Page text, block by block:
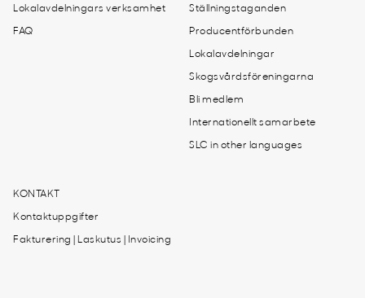
Lokalavdelningars verksamhet
FAQ
Ställningstaganden
Producentförbunden
Lokalavdelningar
Skogsvårdsföreningarna
Bli medlem
Internationellt samarbete
SLC in other languages
KONTAKT
Kontaktuppgifter
Fakturering | Laskutus | Invoicing